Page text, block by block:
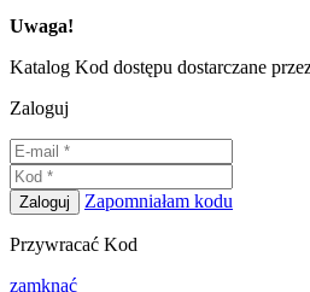
Uwaga!
Katalog Kod dostępu dostarczane
Zaloguj
Zaloguj Zapomniałam kodu
Przywracać Kod
zamknąć